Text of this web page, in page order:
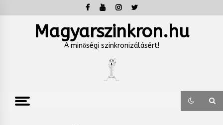
to
Magyarszinkron.hu
A minőségi szinkronizálásért!